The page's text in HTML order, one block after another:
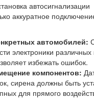
автосигнализации
аккуратное
автомобилей:
электроники
избежать ошибок.
компонентов:
сирена должны быть
для прямого